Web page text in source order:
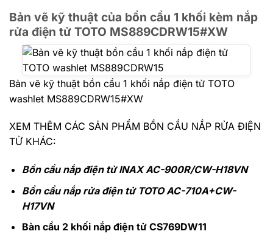
Bản vẽ kỹ thuật của bồn cầu 1 khối kèm nắp
rửa điện tử TOTO MS889CDRW15#XW
Bản vẽ kỹ thuật bồn cầu 1 khối nắp điện tử TOTO
washlet MS889CDRW15#XW
XEM THÊM CÁC SẢN PHẨM BỒN CẦU NẮP RỬA ĐIỆN
TỬ KHÁC:
Bồn cầu nắp điện tử INAX AC-900R/CW-H18VN
Bồn cầu nắp rửa điện tử TOTO AC-710A+CW-
H17VN
Bàn cầu 2 khối nắp điện tử CS769DW11